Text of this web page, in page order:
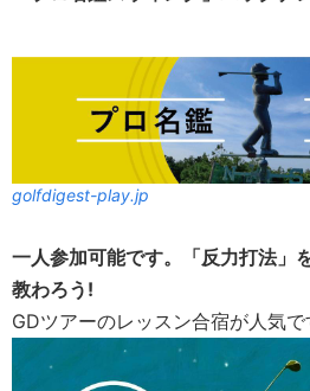
golfdigest-play.jp
一人参加可能です。「反力打法」
教わろう!
GDツアーのレッスン合宿が人気